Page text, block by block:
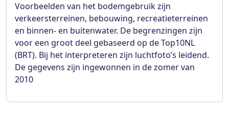
Voorbeelden van het bodemgebruik zijn
verkeersterreinen, bebouwing, recreatieterreinen
en binnen- en buitenwater. De begrenzingen zijn
voor een groot deel gebaseerd op de Top10NL
(BRT). Bij het interpreteren zijn luchtfoto’s leidend.
De gegevens zijn ingewonnen in de zomer van
2010